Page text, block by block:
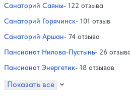
Санаторий Саяны- 122 отзыва
Санаторий Горячинск- 101 отзыв
Санаторий Аршан- 74 отзыва
Пансионат Нилова-Пустынь- 26
Пансионат Энергетик- 18 отзывов
Показать все